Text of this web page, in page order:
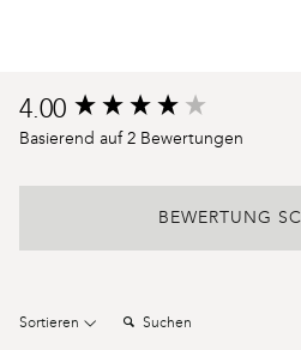
reviews
4.00
Basierend auf 2 Bewertungen
BEWERTUNG
Sortieren
New content loaded